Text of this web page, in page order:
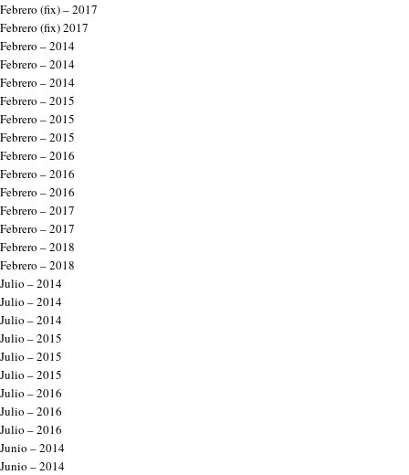
Febrero (fix) – 2017
Febrero (fix) 2017
Febrero – 2014
Febrero – 2014
Febrero – 2014
Febrero – 2015
Febrero – 2015
Febrero – 2015
Febrero – 2016
Febrero – 2016
Febrero – 2016
Febrero – 2017
Febrero – 2017
Febrero – 2018
Febrero – 2018
Julio – 2014
Julio – 2014
Julio – 2014
Julio – 2015
Julio – 2015
Julio – 2015
Julio – 2016
Julio – 2016
Julio – 2016
Junio – 2014
Junio – 2014